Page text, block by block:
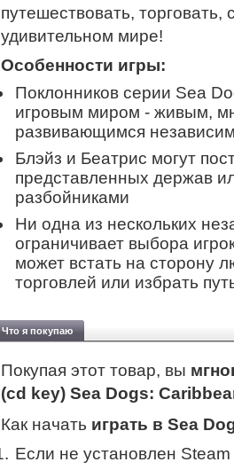
путешествовать,
удивительном мире!
Особенности игры:
Поклонников серии Sea
игровым миром - живым,
развивающимся
Блэйз и Беатрис могут
представленных держав
разбойниками
Ни одна из нескольких
ограничивает выбора
может встать на сторону
торговлей или избрать
Что я покупаю
Покупая этот товар, вы
(cd key) Sea Dogs:
Как начать играть в Sea
Если не установлен